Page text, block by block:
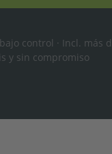
control · Incl. más
y sin compromiso